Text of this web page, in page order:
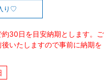
り
約30日を目安納期とします。ご
いたしますので事前に納期を